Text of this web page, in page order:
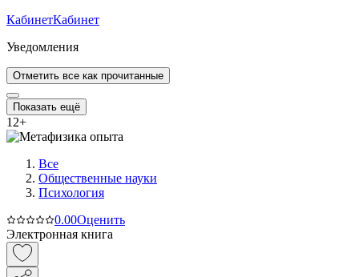
КабинетКабинет
Уведомления
Отметить все как прочитанные
Показать ещё
12+
Все
Общественные науки
Психология
0.00Оценить
Электронная книга